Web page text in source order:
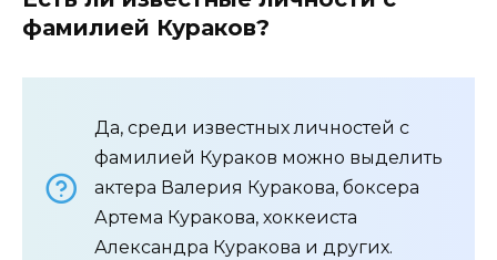
фамилией Кураков?
Да, среди известных личностей с
фамилией Кураков можно выделить
актера Валерия Куракова, боксера
Артема Куракова, хоккеиста
Александра Куракова и других.